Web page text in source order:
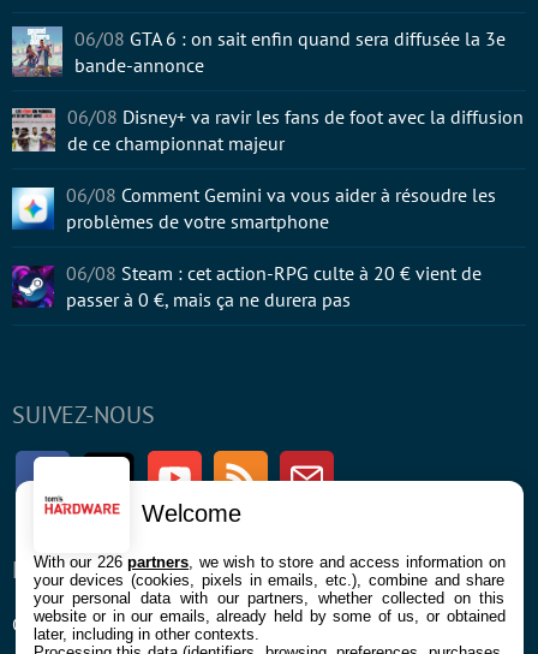
SUIVEZ-NOUS
FacebookTwitter Youtube RSS Newsletter
ENTREPRISE
Confidentialité et Cookies
À PROPOS
Contact
06/08 GTA 6 : on sait enfin quand sera diffusée la 3e
bande-annonce
06/08 Disney+ va ravir les fans de foot avec la diffusion
de ce championnat majeur
06/08 Comment Gemini va vous aider à résoudre les
problèmes de votre smartphone
06/08 Steam : cet action-RPG culte à 20 € vient de
passer à 0 €, mais ça ne durera pas
Welcome
With our 226partners , we wish to store and access information on
your devices (cookies, pixels in emails, etc.), combine and share
your personal data with our partners, whether collected on this
website or in our emails, already held by some of us, or obtained
later, including in other contexts.